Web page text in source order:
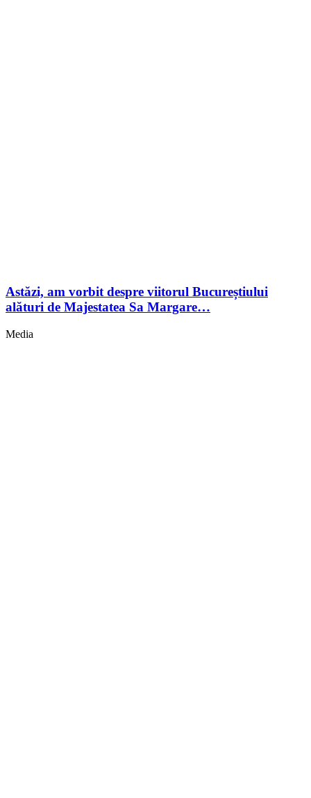
Astăzi, am vorbit despre viitorul Bucureștiului
alături de Majestatea Sa Margare…
Media